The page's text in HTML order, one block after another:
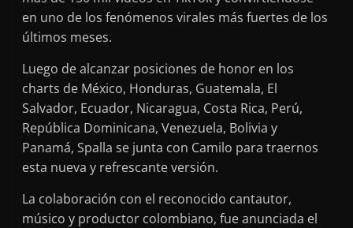
en uno de los fenómenos virales más fuertes de los
últimos meses.
Luego de alcanzar posiciones de honor en los
charts de México, Honduras, Guatemala, El
Salvador, Ecuador, Nicaragua, Costa Rica, Perú,
República Dominicana, Venezuela, Bolivia y
Panamá, Spalla se junta con Camilo para traernos
esta nueva y refrescante versión.
La colaboración con el reconocido cantautor,
músico y productor colombiano, fue anunciada el